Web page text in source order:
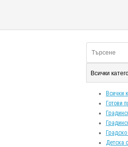
Всички
Всички
Готови
Детска